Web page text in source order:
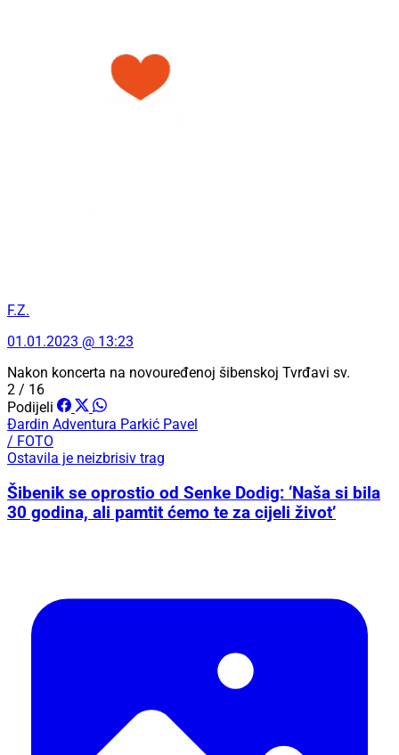
F.Z.
01.01.2023 @ 13:23
Nakon koncerta na novouređenoj šibenskoj Tvrđavi sv.
2 / 16
Podijeli
Đardin Adventura Parkić Pavel
/ FOTO
Ostavila je neizbrisiv trag
Šibenik se oprostio od Senke Dodig: ‘Naša si bila
30 godina, ali pamtit ćemo te za cijeli život’